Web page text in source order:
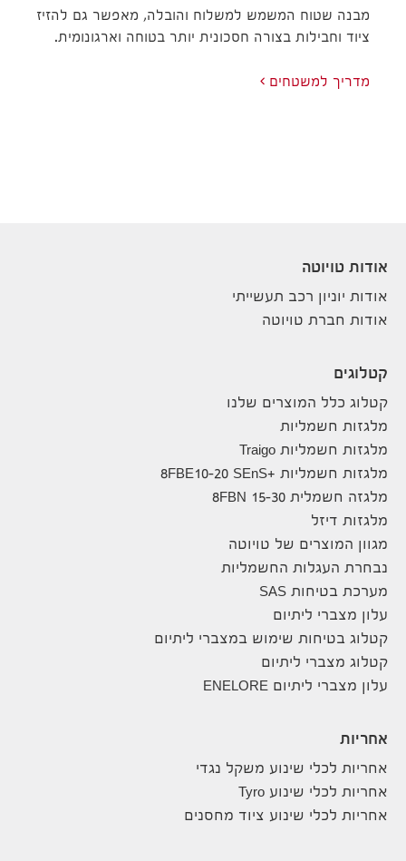
מבנה שטוח המשמש למשלוח והובלה, מאפשר גם להזיז
ציוד וחבילות בצורה חסכונית יותר בטוחה וארגונומית.
מדריך למשטחים
אודות טויוטה
אודות יוניון רכב תעשייתי
אודות חברת טויוטה
קטלוגים
קטלוג כלל המוצרים שלנו
מלגזות חשמליות
מלגזות חשמליות Traigo
מלגזות חשמליות +8FBE10-20 SEnS
מלגזה חשמלית 8FBN 15-30
מלגזות דיזל
מגוון המוצרים של טויוטה
נבחרת העגלות החשמליות
מערכת בטיחות SAS
עלון מצברי ליתיום
קטלוג בטיחות שימוש במצברי ליתיום
קטלוג מצברי ליתיום
עלון מצברי ליתיום ENELORE
אחריות
אחריות לכלי שינוע משקל נגדי
אחריות לכלי שינוע Tyro
אחריות לכלי שינוע ציוד מחסנים